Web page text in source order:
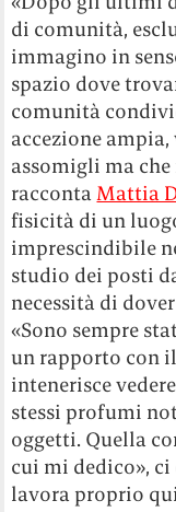
di comunità,
immagino in
spazio dove
comunità
accezione
assomigli ma
raccontaMattia
fisicità di un
imprescindibile
studio dei posti
necessità di
«Sono sempre
un rapporto con
intenerisce
stessi profumi
oggetti. Quella
cui mi dedico»,
lavora proprio